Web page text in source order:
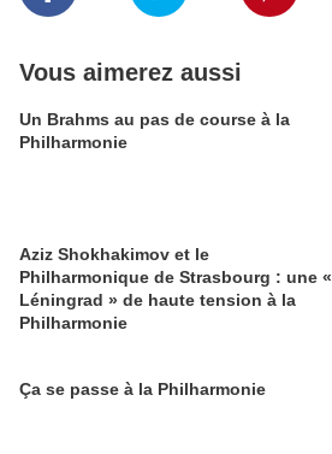
Vous aimerez aussi
Un Brahms au pas de course à la
Philharmonie
Aziz Shokhakimov et le
Philharmonique de Strasbourg : une «
Léningrad » de haute tension à la
Philharmonie
Ça se passe à la Philharmonie